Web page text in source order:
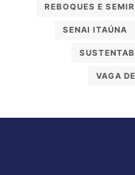
REBOQUES E
SENAI ITAÚNA
VAGA